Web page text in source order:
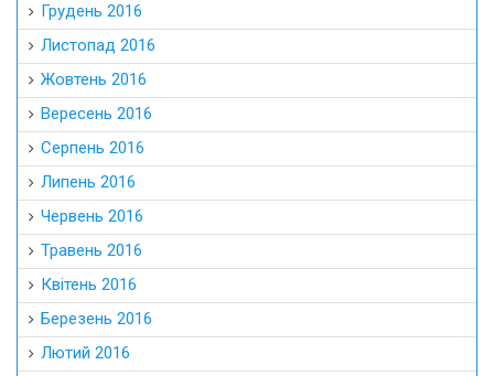
Грудень 2016
Листопад 2016
Жовтень 2016
Вересень 2016
Серпень 2016
Липень 2016
Червень 2016
Травень 2016
Квітень 2016
Березень 2016
Лютий 2016